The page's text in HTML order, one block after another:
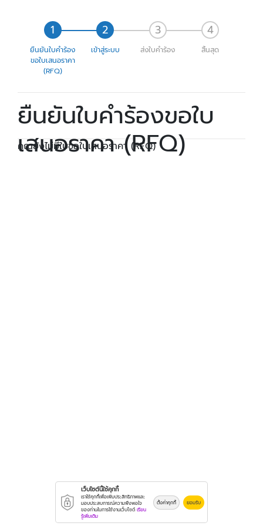
ยืนยันใบคำร้อง
ขอใบเสนอราคา
(RFQ)
เข้าสู่ระบบ ส่งใบคำร้อง สิ้นสุด
ยืนยันใบคำร้องขอใบ
เสนอราคา (RFQ)
คุณยังไม่มีใบขอใบเสนอราคา (RFQ)
เว็บไซต์นี้ใช้คุกกี้
เราใช้คุกกี้เพื่อเพิ่มประสิทธิภาพและ
มอบประสบการณ์ความพึงพอใจ
ของท่านในการใช้งานเว็บไซต์ เรียน
รู้เพิ่มเติม
ตั้งค่าคุกกี้ ยอมรับ